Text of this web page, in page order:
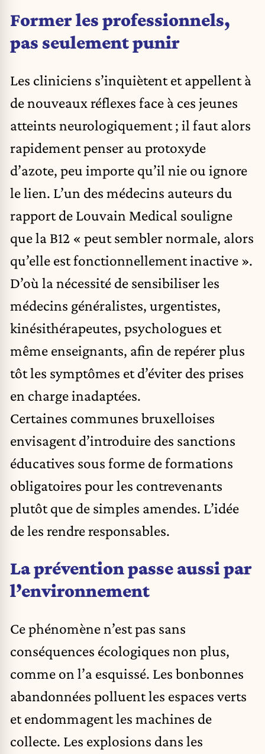
Former les professionnels,
pas seulement punir
Les cliniciens s’inquiètent et appellent à
de nouveaux réflexes face à ces jeunes
atteints neurologiquement ; il faut alors
rapidement penser au protoxyde
d’azote, peu importe qu’il nie ou ignore
le lien. L’un des médecins auteurs du
rapport de Louvain Medical souligne
que la B12 « peut sembler normale, alors
qu’elle est fonctionnellement inactive ».
D’où la nécessité de sensibiliser les
médecins généralistes, urgentistes,
kinésithérapeutes, psychologues et
même enseignants, afin de repérer plus
tôt les symptômes et d’éviter des prises
en charge inadaptées.
Certaines communes bruxelloises
envisagent d’introduire des sanctions
éducatives sous forme de formations
obligatoires pour les contrevenants
plutôt que de simples amendes. L’idée
de les rendre responsables.
La prévention passe aussi par
l’environnement
Ce phénomène n’est pas sans
conséquences écologiques non plus,
comme on l’a esquissé. Les bonbonnes
abandonnées polluent les espaces verts
et endommagent les machines de
collecte. Les explosions dans les